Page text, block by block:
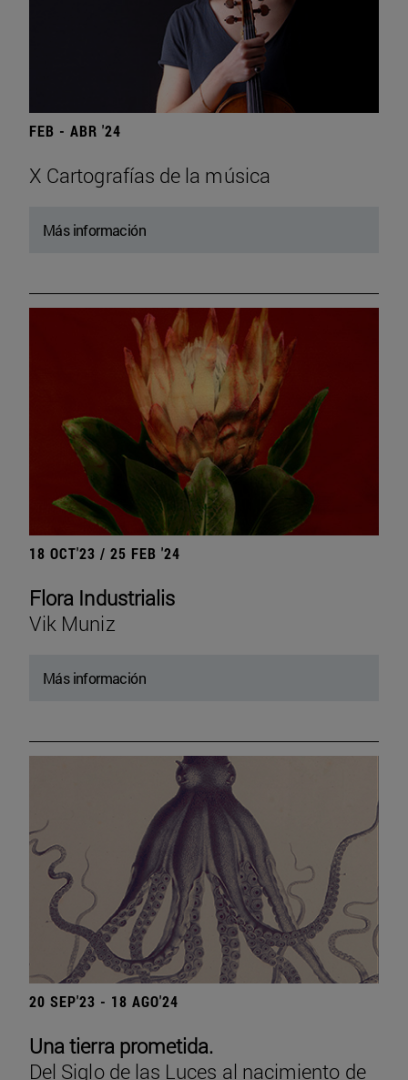
FEB - ABR '24
X Cartografías de la música
Más información
18 OCT'23 / 25 FEB '24
Flora Industrialis
Vik Muniz
Más información
20 SEP'23 - 18 AGO'24
Una tierra prometida.
Del Siglo de las Luces al nacimiento de